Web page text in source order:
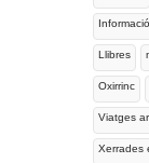
Informació
Llibres
Oxirrinc
Viatges
Xerrades